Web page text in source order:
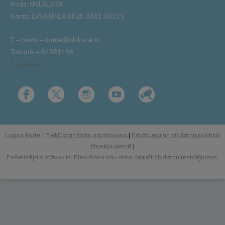
Kods: UNLALV2X
Konts: LV58 UNLA 0025 0041 3033 5
E – pasts – dome@aluksne.lv
Tālrunis – 64381496
E-adrese
Lapas karte | Piekļūstamības paziņojums | Privātuma un sīkdatņu politika
tīmekļa vietnē |
Pašreizējais stāvoklis: Piekrišana nav dota. Mainīt sīkdatņu iestatījumus.